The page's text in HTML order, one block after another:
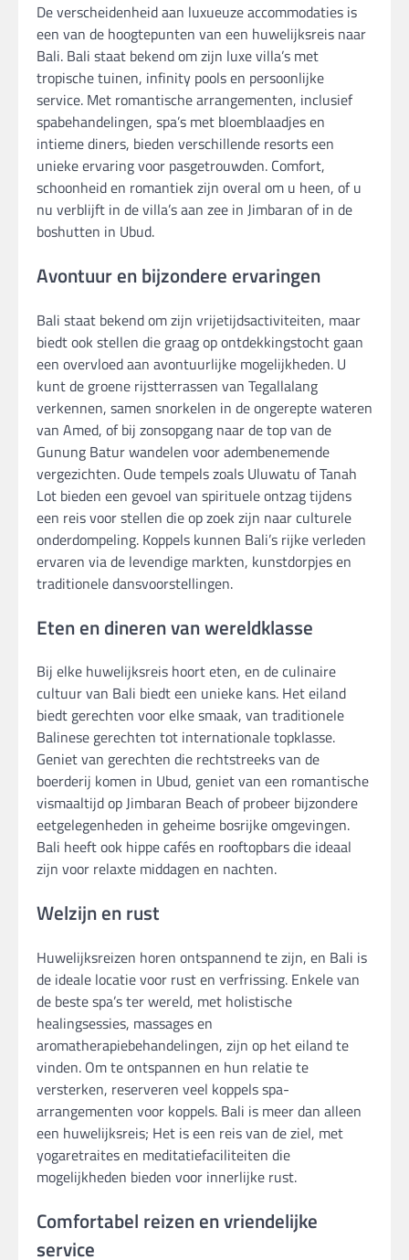
De verscheidenheid aan luxueuze accommodaties is
een van de hoogtepunten van een huwelijksreis naar
Bali. Bali staat bekend om zijn luxe villa’s met
tropische tuinen, infinity pools en persoonlijke
service. Met romantische arrangementen, inclusief
spabehandelingen, spa’s met bloemblaadjes en
intieme diners, bieden verschillende resorts een
unieke ervaring voor pasgetrouwden. Comfort,
schoonheid en romantiek zijn overal om u heen, of u
nu verblijft in de villa’s aan zee in Jimbaran of in de
boshutten in Ubud.
Avontuur en bijzondere ervaringen
Bali staat bekend om zijn vrijetijdsactiviteiten, maar
biedt ook stellen die graag op ontdekkingstocht gaan
een overvloed aan avontuurlijke mogelijkheden. U
kunt de groene rijstterrassen van Tegallalang
verkennen, samen snorkelen in de ongerepte wateren
van Amed, of bij zonsopgang naar de top van de
Gunung Batur wandelen voor adembenemende
vergezichten. Oude tempels zoals Uluwatu of Tanah
Lot bieden een gevoel van spirituele ontzag tijdens
een reis voor stellen die op zoek zijn naar culturele
onderdompeling. Koppels kunnen Bali’s rijke verleden
ervaren via de levendige markten, kunstdorpjes en
traditionele dansvoorstellingen.
Eten en dineren van wereldklasse
Bij elke huwelijksreis hoort eten, en de culinaire
cultuur van Bali biedt een unieke kans. Het eiland
biedt gerechten voor elke smaak, van traditionele
Balinese gerechten tot internationale topklasse.
Geniet van gerechten die rechtstreeks van de
boerderij komen in Ubud, geniet van een romantische
vismaaltijd op Jimbaran Beach of probeer bijzondere
eetgelegenheden in geheime bosrijke omgevingen.
Bali heeft ook hippe cafés en rooftopbars die ideaal
zijn voor relaxte middagen en nachten.
Welzijn en rust
Huwelijksreizen horen ontspannend te zijn, en Bali is
de ideale locatie voor rust en verfrissing. Enkele van
de beste spa’s ter wereld, met holistische
healingsessies, massages en
aromatherapiebehandelingen, zijn op het eiland te
vinden. Om te ontspannen en hun relatie te
versterken, reserveren veel koppels spa-
arrangementen voor koppels. Bali is meer dan alleen
een huwelijksreis; Het is een reis van de ziel, met
yogaretraites en meditatiefaciliteiten die
mogelijkheden bieden voor innerlijke rust.
Comfortabel reizen en vriendelijke
service